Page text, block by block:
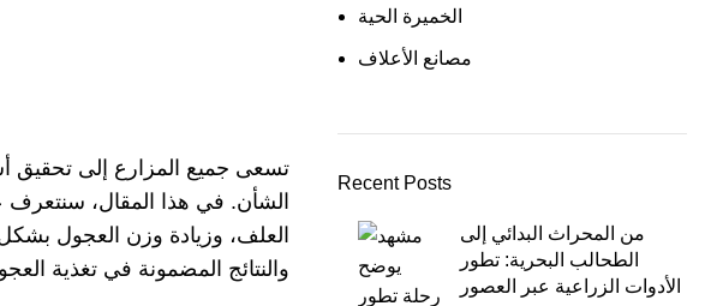
تسعى جميع المزارع إلى تحقيق
الشأن. في هذا المقال،
العلف، وزيادة وزن العجول
والنتائج المضمونة في تغذية
الخميرة الحية
مصانع الأعلاف
Recent Posts
من المحراث البدائي إلى
الطحالب البحرية: تطور
الأدوات الزراعية عبر العصور